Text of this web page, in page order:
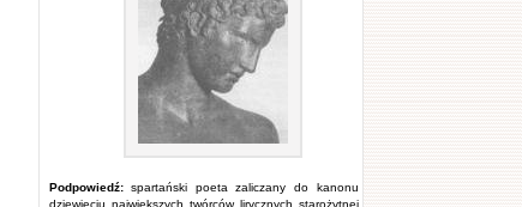
Podpowiedź:spartański poeta zaliczany do kanonu
dziewięciu największych twórców lirycznych starożytnej